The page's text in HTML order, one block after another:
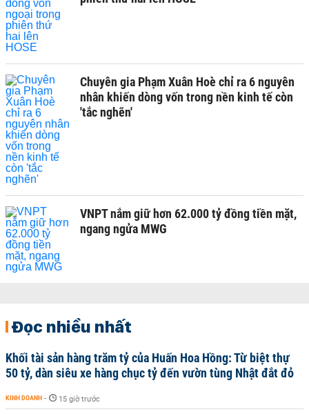
Chuyên gia Phạm Xuân Hoè chỉ ra 6 nguyên
nhân khiến dòng vốn trong nền kinh tế còn
'tắc nghẽn'
VNPT nắm giữ hơn 62.000 tỷ đồng tiền mặt,
ngang ngửa MWG
Đọc nhiều nhất
Khối tài sản hàng trăm tỷ của Huấn Hoa Hồng: Từ biệt thự
50 tỷ, dàn siêu xe hàng chục tỷ đến vườn tùng Nhật đắt đỏ
KINH DOANH - 15 giờ trước